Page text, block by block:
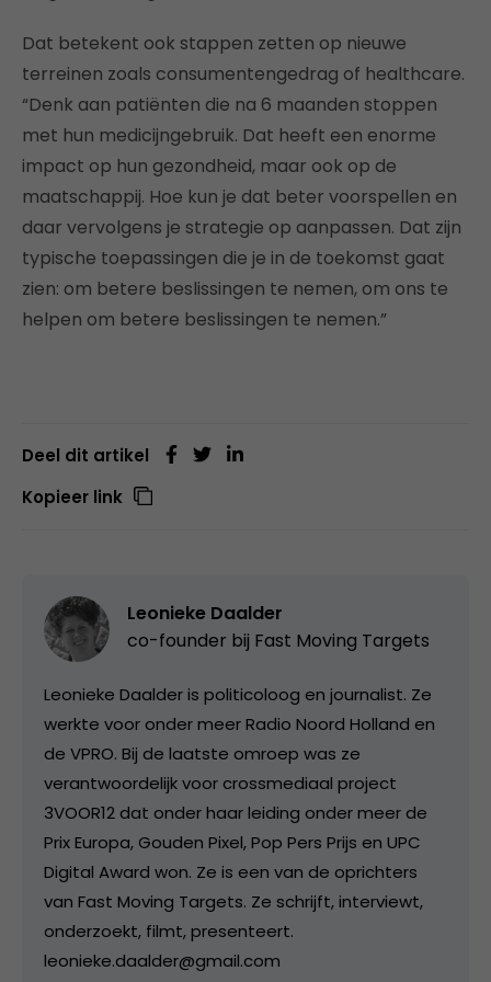
Dat betekent ook stappen zetten op nieuwe
terreinen zoals consumentengedrag of healthcare.
“Denk aan patiënten die na 6 maanden stoppen
met hun medicijngebruik. Dat heeft een enorme
impact op hun gezondheid, maar ook op de
maatschappij. Hoe kun je dat beter voorspellen en
daar vervolgens je strategie op aanpassen. Dat zijn
typische toepassingen die je in de toekomst gaat
zien: om betere beslissingen te nemen, om ons te
helpen om betere beslissingen te nemen.”
Deel dit artikel
Kopieer link
Leonieke Daalder
co-founder bij Fast Moving Targets
Leonieke Daalder is politicoloog en journalist. Ze
werkte voor onder meer Radio Noord Holland en
de VPRO. Bij de laatste omroep was ze
verantwoordelijk voor crossmediaal project
3VOOR12 dat onder haar leiding onder meer de
Prix Europa, Gouden Pixel, Pop Pers Prijs en UPC
Digital Award won. Ze is een van de oprichters
van Fast Moving Targets. Ze schrijft, interviewt,
onderzoekt, filmt, presenteert.
leonieke.daalder@gmail.com